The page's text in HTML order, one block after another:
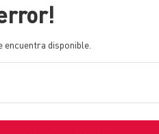
encuentra disponible.